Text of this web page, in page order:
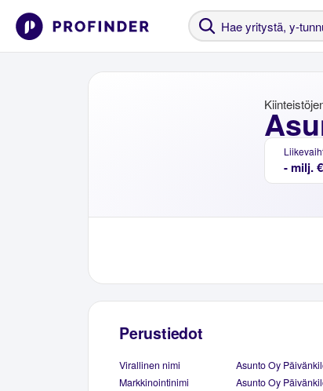
- milj. €
Perustiedot
Virallinen nimi
Asunto Oy
Markkinointinimi
Asunto Oy